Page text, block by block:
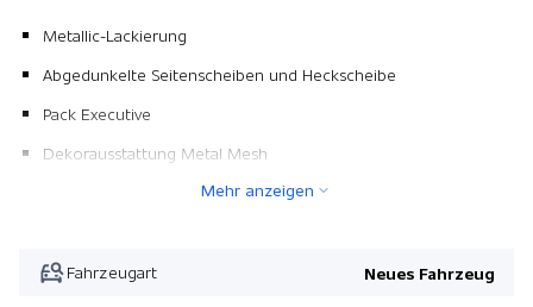
Metallic-Lackierung
Abgedunkelte Seitenscheiben und Heckscheibe
Pack Executive
Dekorausstattung Metal Mesh
Dachhimmel CharcoalMehr anzeigen
Fahrzeugart Neues Fahrzeug